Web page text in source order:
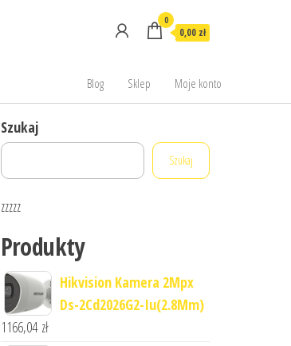
0
0,00 zł
Blog Sklep Moje konto
Szukaj
Szukaj
zzzzz
Produkty
Hikvision Kamera 2Mpx
Ds-2Cd2026G2-Iu(2.8Mm)
1166,04 zł